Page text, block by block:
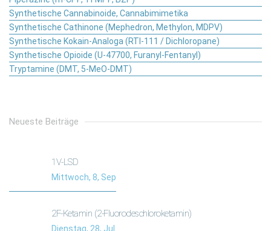
Synthetische Cannabinoide, Cannabimimetika
Synthetische Cathinone (Mephedron, Methylon, MDPV)
Synthetische Kokain-Analoga (RTI-111 / Dichloropane)
Synthetische Opioide (U-47700, Furanyl-Fentanyl)
Tryptamine (DMT, 5-MeO-DMT)
Neueste Beiträge
1V-LSD
Mittwoch, 8, Sep
2F-Ketamin (2-Fluorodeschloroketamin)
Dienstag, 28, Jul